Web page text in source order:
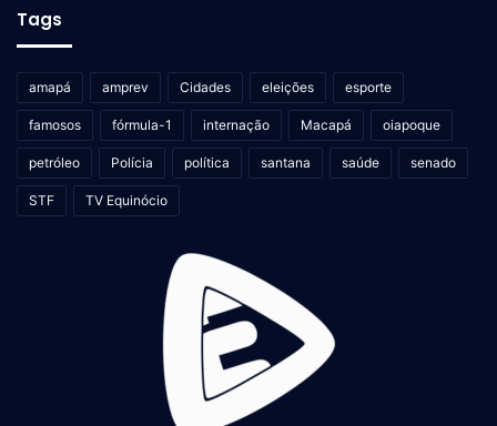
Tags
amapá amprev Cidades eleições esporte
famosos fórmula-1 internação Macapá oiapoque
petróleo Polícia política santana saúde senado
STF TV Equinócio